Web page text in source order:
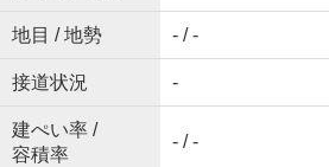
地目 / 地勢 - / -
接道状況 -
建ぺい率 /
容積率
- / -